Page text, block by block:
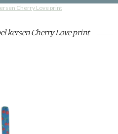
Cherry Love print
kersen Cherry Love print